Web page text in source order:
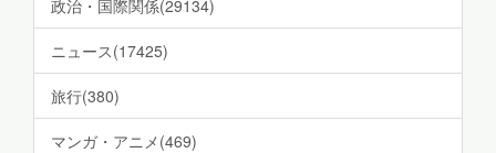
政治・国際関係(29134)
ニュース(17425)
旅行(380)
マンガ・アニメ(469)